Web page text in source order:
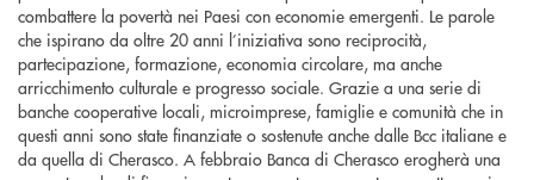
combattere la povertà nei Paesi con economie emergenti. Le parole
che ispirano da oltre 20 anni l’iniziativa sono reciprocità,
partecipazione, formazione, economia circolare, ma anche
arricchimento culturale e progresso sociale. Grazie a una serie di
banche cooperative locali, microimprese, famiglie e comunità che in
questi anni sono state finanziate o sostenute anche dalle Bcc italiane e
da quella di Cherasco. A febbraio Banca di Cherasco erogherà una